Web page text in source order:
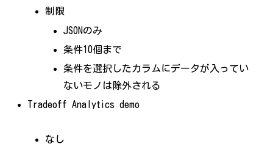
制限
JSONのみ
条件10個まで
条件を選択したカラムにデータが入ってい
ないモノは除外される
Tradeoff Analytics demo
なし